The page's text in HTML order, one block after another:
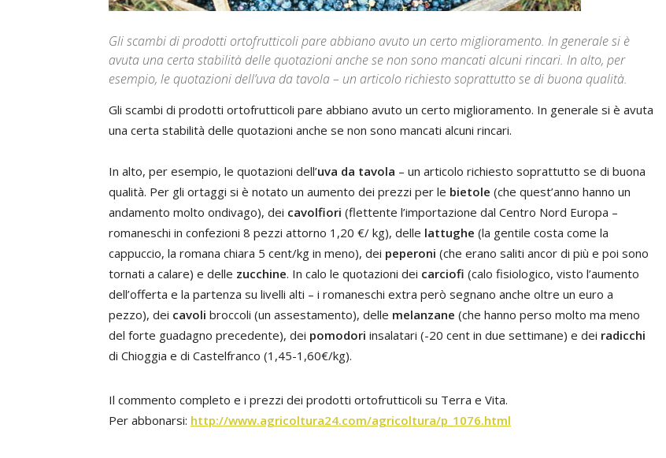
Gli scambi di prodotti ortofrutticoli pare abbiano avuto un certo miglioramento. In generale si è
avuta una certa stabilità delle quotazioni anche se non sono mancati alcuni rincari. In alto, per
esempio, le quotazioni dell’uva da tavola – un articolo richiesto soprattutto se di buona qualità.
Gli scambi di prodotti ortofrutticoli pare abbiano avuto un certo miglioramento. In generale si è avuta
una certa stabilità delle quotazioni anche se non sono mancati alcuni rincari.
In alto, per esempio, le quotazioni dell’uva da tavola – un articolo richiesto soprattutto se di buona
qualità. Per gli ortaggi si è notato un aumento dei prezzi per le bietole (che quest’anno hanno un
andamento molto ondivago), dei cavolfiori (flettente l’importazione dal Centro Nord Europa –
romaneschi in confezioni 8 pezzi attorno 1,20 €/ kg), delle lattughe (la gentile costa come la
cappuccio, la romana chiara 5 cent/kg in meno), dei peperoni (che erano saliti ancor di più e poi sono
tornati a calare) e delle zucchine. In calo le quotazioni dei carciofi (calo fisiologico, visto l’aumento
dell’offerta e la partenza su livelli alti – i romaneschi extra però segnano anche oltre un euro a
pezzo), dei cavoli broccoli (un assestamento), delle melanzane (che hanno perso molto ma meno
del forte guadagno precedente), dei pomodori insalatari (-20 cent in due settimane) e dei radicchi
di Chioggia e di Castelfranco (1,45-1,60€/kg).
Il commento completo e i prezzi dei prodotti ortofrutticoli su Terra e Vita.
Per abbonarsi: http://www.agricoltura24.com/agricoltura/p_1076.html